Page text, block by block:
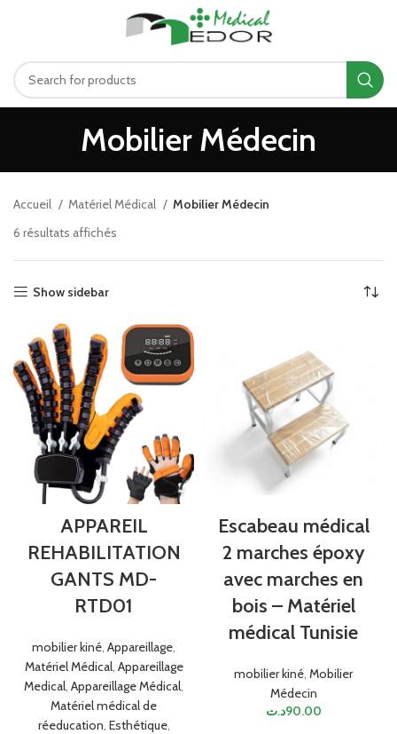
Mobilier Médecin
Accueil Matériel Médical
Mobilier Médecin
6 résultats affichés
Show sidebar
APPAREIL
REHABILITATION
GANTS MD-
RTD01
mobilier kiné, Appareillage,
Matériel Médical, Appareillage
Medical, Appareillage Médical,
Matériel médical de
réeducation, Esthétique,
Escabeau médical
2 marches époxy
avec marches en
bois – Matériel
médical Tunisie
mobilier kiné, Mobilier
Médecin
90.00د.ت